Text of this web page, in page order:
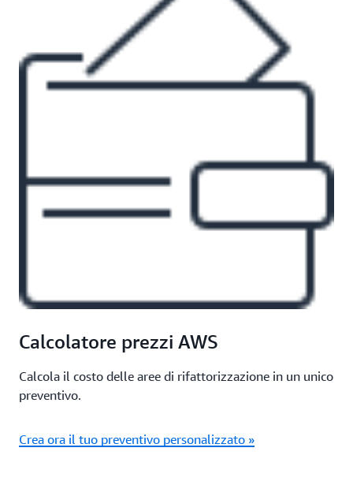
Calcolatore prezzi AWS
Calcola il costo delle aree di rifattorizzazione in un unico
preventivo.
Crea ora il tuo preventivo personalizzato »